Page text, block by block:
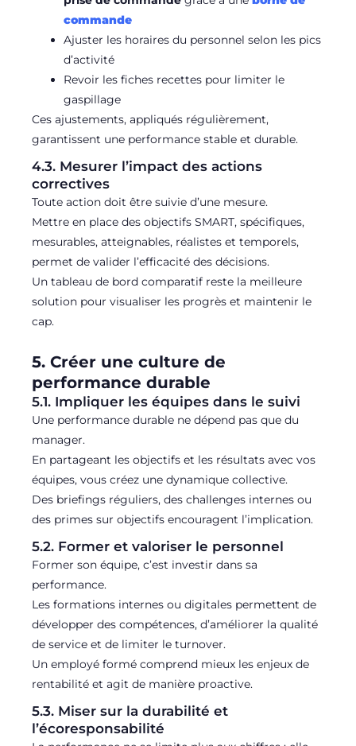
commande
Ajuster les horaires du personnel selon les pics
d’activité
Revoir les fiches recettes pour limiter le
gaspillage
Ces ajustements, appliqués régulièrement,
garantissent une performance stable et durable.
4.3. Mesurer l’impact des actions
correctives
Toute action doit être suivie d’une mesure.
Mettre en place des objectifs SMART, spécifiques,
mesurables, atteignables, réalistes et temporels,
permet de valider l’efficacité des décisions.
Un tableau de bord comparatif reste la meilleure
solution pour visualiser les progrès et maintenir le
cap.
5. Créer une culture de
performance durable
5.1. Impliquer les équipes dans le suivi
Une performance durable ne dépend pas que du
manager.
En partageant les objectifs et les résultats avec vos
équipes, vous créez une dynamique collective.
Des briefings réguliers, des challenges internes ou
des primes sur objectifs encouragent l’implication.
5.2. Former et valoriser le personnel
Former son équipe, c’est investir dans sa
performance.
Les formations internes ou digitales permettent de
développer des compétences, d’améliorer la qualité
de service et de limiter le turnover.
Un employé formé comprend mieux les enjeux de
rentabilité et agit de manière proactive.
5.3. Miser sur la durabilité et
l’écoresponsabilité